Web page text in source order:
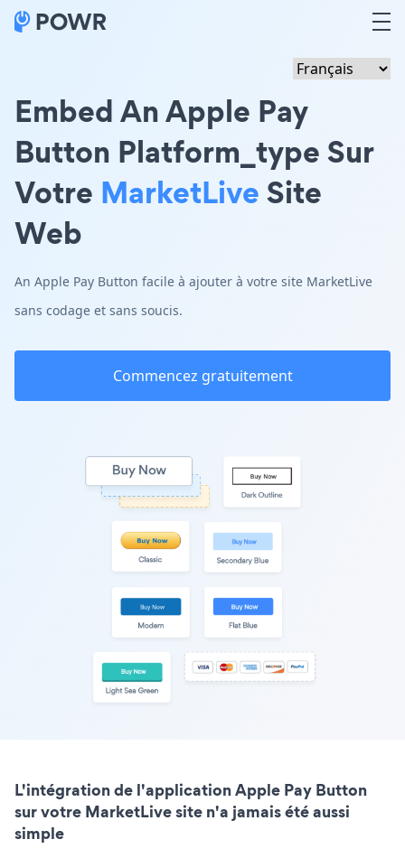
Embed An Apple Pay
Button Platform_type Sur
Votre MarketLiveSite
Web
An Apple Pay Button facile à ajouter à votre site MarketLive
sans codage et sans soucis.
Commencez gratuitement
L'intégration de l'application Apple Pay Button
sur votre MarketLive site n'a jamais été aussi
simple